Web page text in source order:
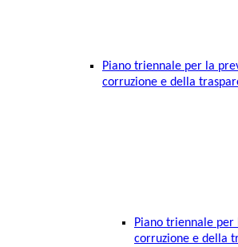
Piano triennale per la
corruzione e della
Piano triennale
corruzione e della